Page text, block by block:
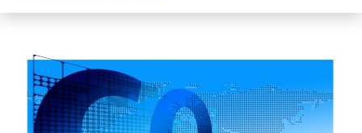
Kostenmanagement Bouw &
Infra (KM)
ABK-model 2023